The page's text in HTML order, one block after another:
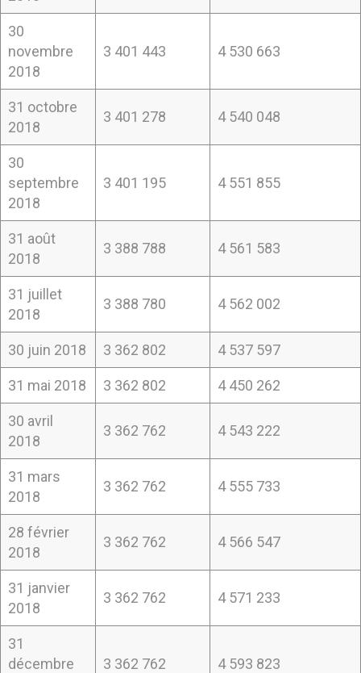
30
novembre
2018
3 401 443 4 530 663
31 octobre
2018
3 401 278 4 540 048
30
septembre
2018
3 401 195 4 551 855
31 août
2018
3 388 788 4 561 583
31 juillet
2018
3 388 780 4 562 002
30 juin 2018 3 362 802 4 537 597
31 mai 2018 3 362 802 4 450 262
30 avril
2018
3 362 762 4 543 222
31 mars
2018
3 362 762 4 555 733
28 février
2018
3 362 762 4 566 547
31 janvier
2018
3 362 762 4 571 233
31
décembre
3 362 762 4 593 823